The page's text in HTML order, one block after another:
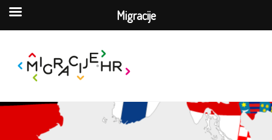
Migracije